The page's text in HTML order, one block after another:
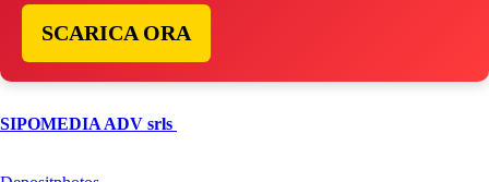
SCARICA ORA
SIPOMEDIA ADV srls